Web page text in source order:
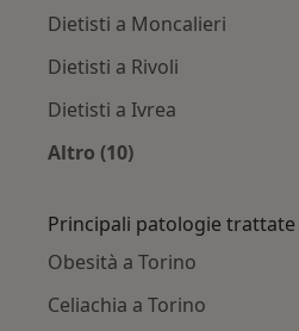
Dietisti a Moncalieri
Dietisti a Rivoli
Dietisti a Ivrea
Altro (10)
Principali patologie trattate
Obesità a Torino
Celiachia a Torino